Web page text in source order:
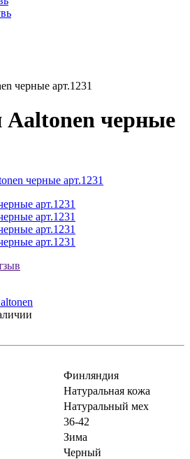
черные арт.1231
Aaltonen черные
Финляндия
Натуральная кожа
Натуральный мех
36-42
Зима
Черный